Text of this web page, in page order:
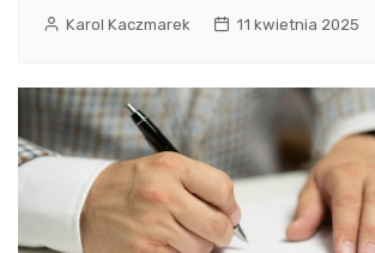
Karol Kaczmarek 11 kwietnia 2025